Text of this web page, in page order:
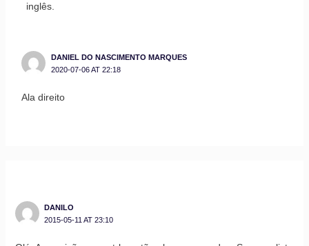
inglês.
DANIEL DO NASCIMENTO MARQUES
2020-07-06 AT 22:18
Ala direito
DANILO
2015-05-11 AT 23:10